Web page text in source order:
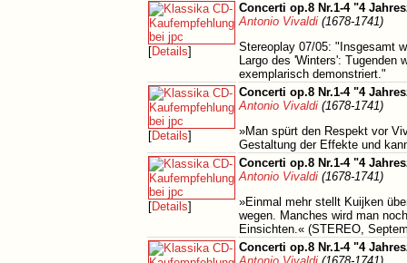
[Details]
Concerti op.8 Nr.1-4 "4
Antonio Vivaldi (1678-1741)
Stereoplay 07/05: "Insgesamt
Largo des 'Winters': Tugenden
exemplarisch demonstriert."
[Details]
Concerti op.8 Nr.1-4 "4
Antonio Vivaldi (1678-1741)
»Man spürt den Respekt vor
Gestaltung der Effekte und
[Details]
Concerti op.8 Nr.1-4 "4
Antonio Vivaldi (1678-1741)
»Einmal mehr stellt Kuijken
wegen. Manches wird man
Einsichten.« (STEREO,
Concerti op.8 Nr.1-4 "4